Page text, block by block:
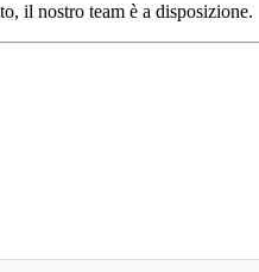
il nostro team è a disposizione.